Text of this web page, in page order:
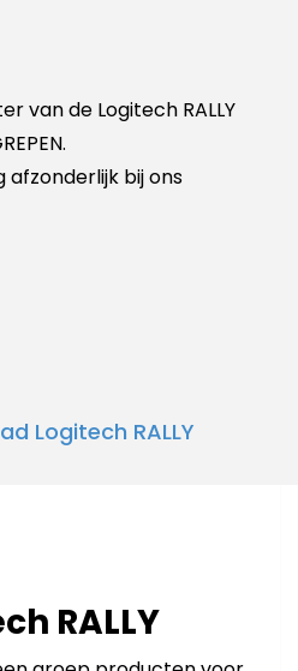
van de Logitech RALLY
afzonderlijk bij ons
Logitech RALLY
RALLY